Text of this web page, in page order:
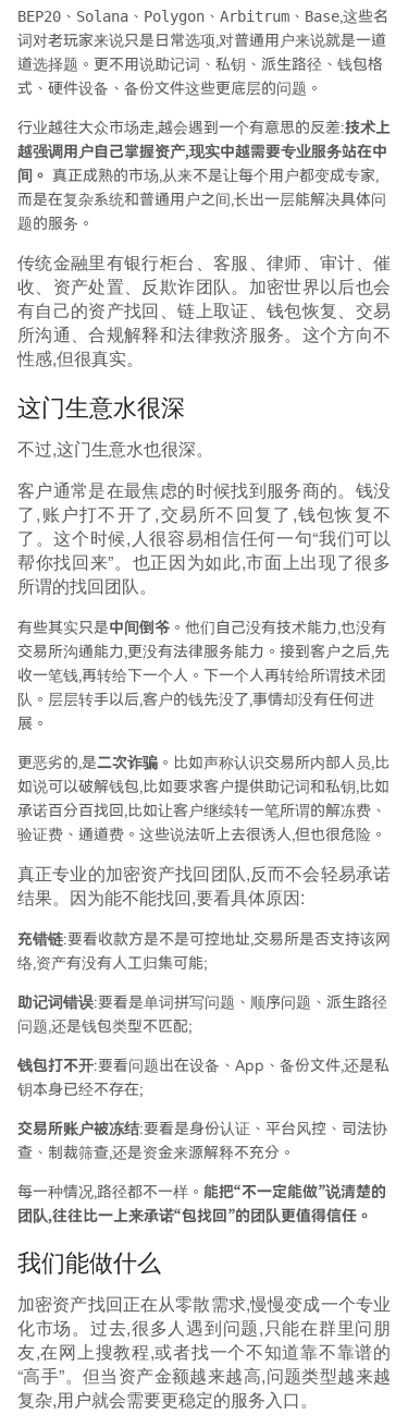
BEP20 、 Solana 、 Polygon 、 Arbitrum 、 Base,这些名
词对老玩家来说只是日常选项,对普通用户来说就是一道
道选择题。更不用说助记词、私钥、派生路径、钱包格
式、硬件设备、备份文件这些更底层的问题。
行业越往大众市场走,越会遇到一个有意思的反差:技术上
越强调用户自己掌握资产,现实中越需要专业服务站在中
间。 真正成熟的市场,从来不是让每个用户都变成专家,
而是在复杂系统和普通用户之间,长出一层能解决具体问
题的服务。
传统金融里有银行柜台、客服、律师、审计、催
收、资产处置、反欺诈团队。加密世界以后也会
有自己的资产找回、链上取证、钱包恢复、交易
所沟通、合规解释和法律救济服务。这个方向不
性感,但很真实。
这门生意水很深
不过,这门生意水也很深。
客户通常是在最焦虑的时候找到服务商的。钱没
了,账户打不开了,交易所不回复了,钱包恢复不
了。这个时候,人很容易相信任何一句“我们可以
帮你找回来”。也正因为如此,市面上出现了很多
所谓的找回团队。
有些其实只是中间倒爷 。他们自己没有技术能力,也没有
交易所沟通能力,更没有法律服务能力。接到客户之后,先
收一笔钱,再转给下一个人。下一个人再转给所谓技术团
队。层层转手以后,客户的钱先没了,事情却没有任何进
展。
更恶劣的,是二次诈骗 。比如声称认识交易所内部人员,比
如说可以破解钱包,比如要求客户提供助记词和私钥,比如
承诺百分百找回,比如让客户继续转一笔所谓的解冻费、
验证费、通道费。这些说法听上去很诱人,但也很危险。
真正专业的加密资产找回团队,反而不会轻易承诺
结果。因为能不能找回,要看具体原因:
充错链:要看收款方是不是可控地址,交易所是否支持该网
络,资产有没有人工归集可能;
助记词错误:要看是单词拼写问题、顺序问题、派生路径
问题,还是钱包类型不匹配;
钱包打不开:要看问题出在设备、App、备份文件,还是私
钥本身已经不存在;
交易所账户被冻结:要看是身份认证、平台风控、司法协
查、制裁筛查,还是资金来源解释不充分。
每一种情况,路径都不一样。 能把“不一定能做”说清楚的
团队,往往比一上来承诺“包找回”的团队更值得信任。
我们能做什么
加密资产找回正在从零散需求,慢慢变成一个专业
化市场。过去,很多人遇到问题,只能在群里问朋
友,在网上搜教程,或者找一个不知道靠不靠谱的
“高手”。但当资产金额越来越高,问题类型越来越
复杂,用户就会需要更稳定的服务入口。